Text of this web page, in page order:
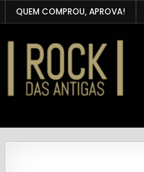
Skip
to
content
QUEM COMPROU, APROVA!